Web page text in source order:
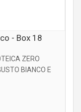
- Box 18
ZERO
BIANCO E